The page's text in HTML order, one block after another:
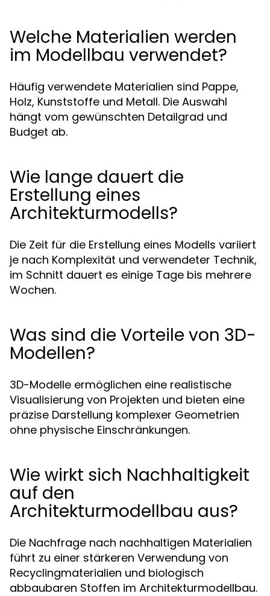
Welche Materialien werden
im Modellbau verwendet?
Häufig verwendete Materialien sind Pappe,
Holz, Kunststoffe und Metall. Die Auswahl
hängt vom gewünschten Detailgrad und
Budget ab.
Wie lange dauert die
Erstellung eines
Architekturmodells?
Die Zeit für die Erstellung eines Modells variiert
je nach Komplexität und verwendeter Technik,
im Schnitt dauert es einige Tage bis mehrere
Wochen.
Was sind die Vorteile von 3D-
Modellen?
3D-Modelle ermöglichen eine realistische
Visualisierung von Projekten und bieten eine
präzise Darstellung komplexer Geometrien
ohne physische Einschränkungen.
Wie wirkt sich Nachhaltigkeit
auf den
Architekturmodellbau aus?
Die Nachfrage nach nachhaltigen Materialien
führt zu einer stärkeren Verwendung von
Recyclingmaterialien und biologisch
abbaubaren Stoffen im Architekturmodellbau.